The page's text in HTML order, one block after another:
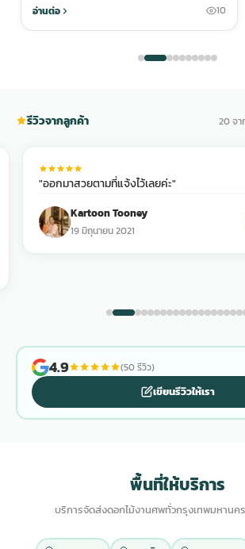
อ่านต่อ
10
รีวิวจากลูกค้า 20 จา
"ออกมาสวยตามที่แจ้งไว้เลยค่ะ"
Kartoon Tooney
19 มิถุนายน 2021
4.9 (50 รีวิว)
เขียนรีวิวให้เรา
พื้นที่ให้บริการ
บริการจัดส่งดอกไม้งานศพทั่วกรุงเทพมหาน